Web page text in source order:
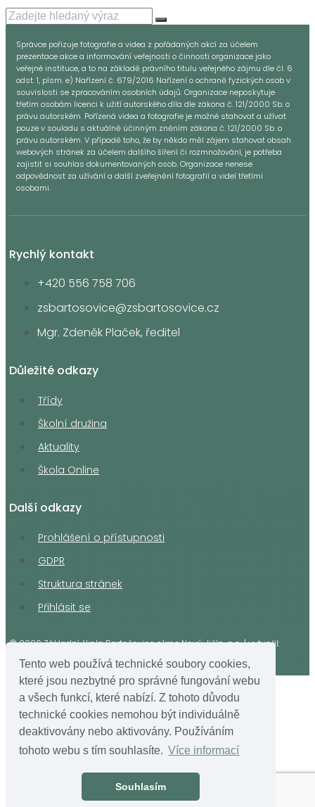
Tento web používá technické soubory cookies,
které jsou nezbytné pro správné fungování webu
a všech funkcí, které nabízí. Z tohoto důvodu
technické cookies nemohou být individuálně
deaktivovány nebo aktivovány. Používáním
tohoto webu s tím souhlasíte. Více informací
Souhlasím
Search
Správce pořizuje fotografie a videa z pořádaných akcí za účelem
prezentace akce a informování veřejnosti o činnosti organizace jako
veřejné instituce, a to na základě právního titulu veřejného zájmu dle čl. 6
odst. 1, písm. e) Nařízení č. 679/2016 Nařízení o ochraně fyzických osob v
souvislosti se zpracováním osobních údajů. Organizace neposkytuje
třetím osobám licenci k užití autorského díla dle zákona č. 121/2000 Sb. o
právu autorském. Pořízená videa a fotografie je možné stahovat a užívat
pouze v souladu s aktuálně účinným zněním zákona č. 121/2000 Sb. o
právu autorském. V případě toho, že by někdo měl zájem stahovat obsah
webových stránek za účelem dalšího šíření či rozmnožování, je potřeba
zajistit si souhlas dokumentovaných osob. Organizace nenese
odpovědnost za užívání a další zveřejnění fotografií a videí třetími
osobami.
Rychlý kontakt
+420 556 758 706
zsbartosovice@zsbartosovice.cz
Mgr. Zdeněk Plaček, ředitel
Důležité odkazy
Třídy
Školní družina
Aktuality
Škola Online
Další odkazy
Prohlášení o přístupnosti
GDPR
Struktura stránek
Přihlásit se
© 2020 Základní škola Bartošovice okres Nový Jičín, p.o. | vytvořil:
Jakub Vrzala, info@visiamedia.cz